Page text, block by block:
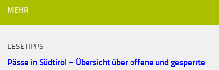
MEHR
LESETIPPS
Pässe in Südtirol – Übersicht über offene und gesperrte